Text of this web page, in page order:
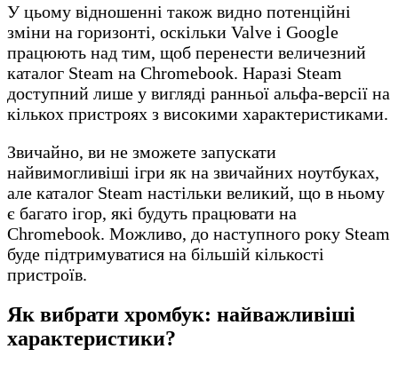
У цьому відношенні також видно потенційні
зміни на горизонті, оскільки Valve і Google
працюють над тим, щоб перенести величезний
каталог Steam на Chromebook. Наразі Steam
доступний лише у вигляді ранньої альфа-версії на
кількох пристроях з високими характеристиками.
Звичайно, ви не зможете запускати
найвимогливіші ігри як на звичайних ноутбуках,
але каталог Steam настільки великий, що в ньому
є багато ігор, які будуть працювати на
Chromebook. Можливо, до наступного року Steam
буде підтримуватися на більшій кількості
пристроїв.
Як вибрати хромбук: найважливіші
характеристики?